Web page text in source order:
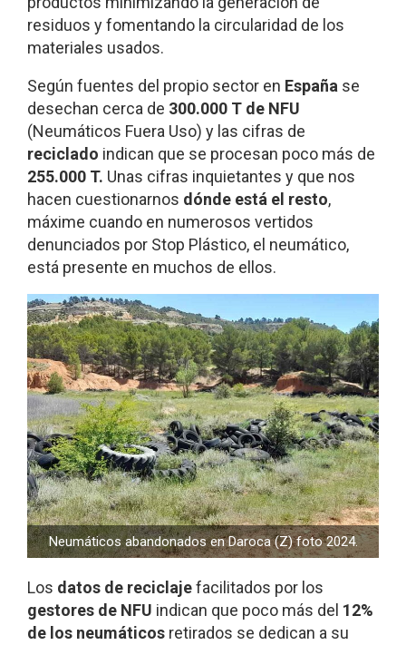
residuos y fomentando la circularidad de los
materiales usados.
Según fuentes del propio sector en España se
desechan cerca de 300.000 T de NFU
(Neumáticos Fuera Uso) y las cifras de
reciclado indican que se procesan poco más de
255.000 T. Unas cifras inquietantes y que nos
hacen cuestionarnos dónde está el resto,
máxime cuando en numerosos vertidos
denunciados por Stop Plástico, el neumático,
está presente en muchos de ellos.
Neumáticos abandonados en Daroca (Z) foto 2024.
Los datos de reciclajefacilitados por los
gestores de NFU indican que poco más del 12%
de los neumáticos retirados se dedican a su